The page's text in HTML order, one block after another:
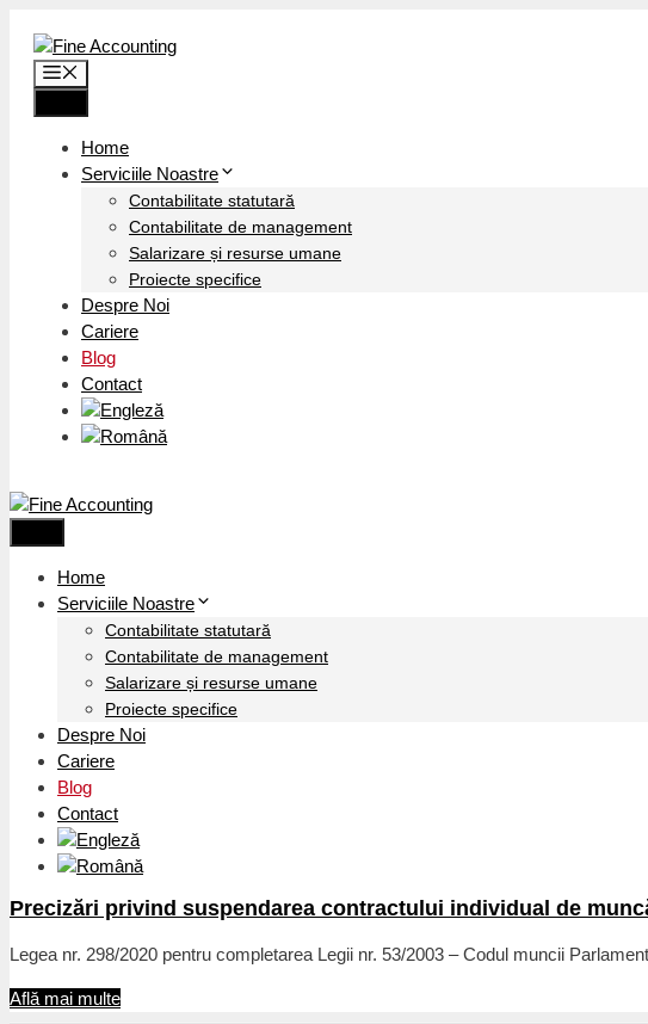
conținut
Home
Serviciile Noastre
Contabilitate statutară
Contabilitate de management
Salarizare și resurse umane
Proiecte specifice
Despre Noi
Cariere
Blog
Contact
Home
Serviciile Noastre
Contabilitate statutară
Contabilitate de management
Salarizare și resurse umane
Proiecte specifice
Despre Noi
Cariere
Blog
Contact
Precizări privind suspendarea contractului individual de
Legea nr. 298/2020 pentru completarea Legii nr. 53/2003 – Codul muncii
Află mai multe